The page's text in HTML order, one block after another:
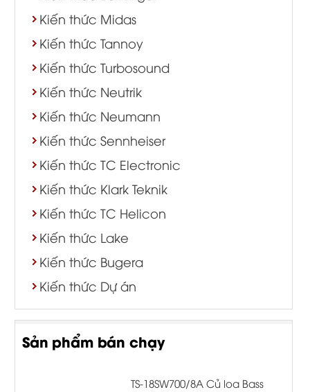
Kiến thức Midas
Kiến thức Tannoy
Kiến thức Turbosound
Kiến thức Neutrik
Kiến thức Neumann
Kiến thức Sennheiser
Kiến thức TC Electronic
Kiến thức Klark Teknik
Kiến thức TC Helicon
Kiến thức Lake
Kiến thức Bugera
Kiến thức Dự án
Sản phẩm bán chạy
TS-18SW700/8A Củ loa Bass